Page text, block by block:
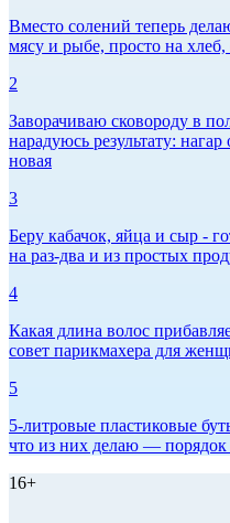
Вместо солений теперь
мясу и рыбе, просто на
2
Заворачиваю сковороду в
нарадуюсь результату:
новая
3
Беру кабачок, яйца и сыр -
на раз-два и из простых
4
Какая длина волос
совет парикмахера для
5
5-литровые пластиковые
что из них делаю — порядок
16+